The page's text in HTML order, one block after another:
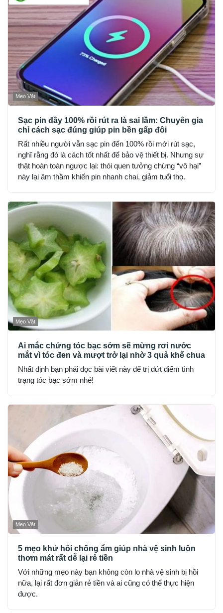
Mẹo Vặt
Sạc pin đầy 100% rồi rút ra là sai lầm: Chuyên gia
chỉ cách sạc đúng giúp pin bền gấp đôi
Rất nhiều người vẫn sạc pin đến 100% rồi mới rút sạc,
nghĩ rằng đó là cách tốt nhất để bảo vệ thiết bị. Nhưng sự
thật hoàn toàn ngược lại: thói quen tưởng chừng “vô hại”
này lại âm thầm khiến pin nhanh chai, giảm tuổi thọ.
Mẹo Vặt
Ai mắc chứng tóc bạc sớm sẽ mừng rơi nước
mắt vì tóc đen và mượt trở lại nhờ 3 quả khế chua
Nhất định bạn phải đọc bài viết này để trị dứt điểm tình
trạng tóc bạc sớm nhé!
Mẹo Vặt
5 mẹo khử hôi chống ẩm giúp nhà vệ sinh luôn
thơm mát rất dễ lại rẻ tiền
Với những mẹo này bạn không còn lo nhà vệ sinh bị hồi
nữa, lại rất đơn giản rẻ tiền và ai cũng có thể thực hiện
được.